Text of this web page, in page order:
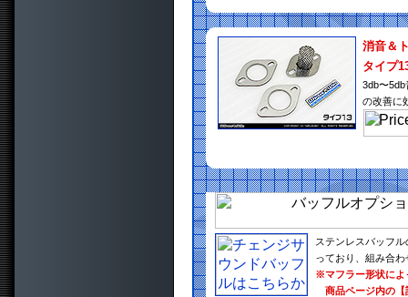
消音＆
タイプ
3db〜
の改善に
ステンレスバッフ
っており、組み合
※マフラー形状によ
商品ページ内の【